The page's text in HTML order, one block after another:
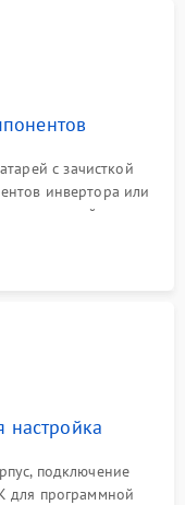
с зачисткой
инвертора или
дорожек и
настройка
подключение
для программной